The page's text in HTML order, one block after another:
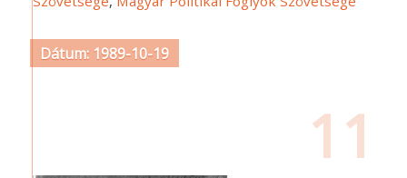
Dátum: 1989-10-19
11